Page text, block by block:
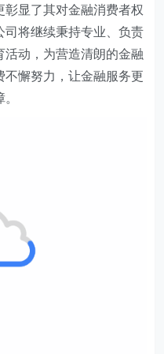
彰显了其对金融消费者权
司将继续秉持专业、负责
活动，为营造清朗的金融
不懈努力，让金融服务更